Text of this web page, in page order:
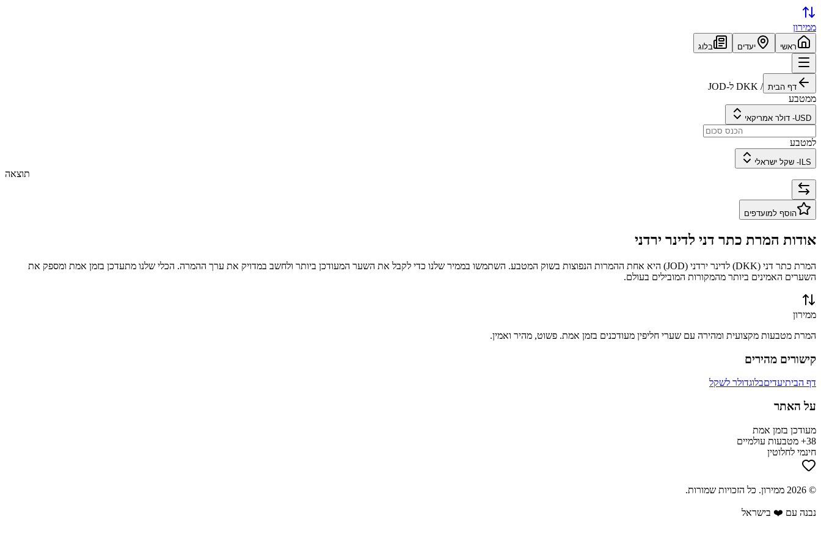
ממירון
ראשי יעדים בלוג
דף הבית /
DKK ל-JOD
ממטבע
USD
- דולר אמריקאי
למטבע
ILS
- שקל ישראלי
תוצאה
הוסף למועדפים
אודות המרת כתר דני לדינר ירדני
המרת כתר דני (
DKK) לדינר ירדני (
JOD) היא אחת ההמרות הנפוצות בשוק המטבע. השתמשו בממיר שלנו כדי לקבל את השער המעודכן ביותר ולחשב במדויק את ערך ההמרה. הכלי שלנו מתעדכן בזמן אמת ומספק את
השערים האמינים ביותר מהמקורות המובילים בעולם.
ממירון
המרת מטבעות מקצועית ומהירה עם שערי חליפין מעודכנים בזמן אמת. פשוט, מהיר ואמין.
קישורים מהירים
דף הביתיעדיםבלוגדולר לשקל
על האתר
מעודכן בזמן אמת
38+ מטבעות עולמיים
חינמי לחלוטין
©
2026 ממירון. כל הזכויות שמורות.
נבנה עם ❤️ בישראל